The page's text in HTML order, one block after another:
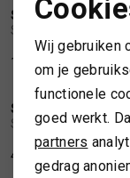
SPORTKLEDING
TASSEN
TOPS EN SHIRTS
/2
SOFIE SCHNOOR
109,99
/2
SOFIE SCHNOOR
Sofie Schnoor
49,99
Marketing
Wij gebruiken
om je
functionele
goed werkt.
partners
gedrag